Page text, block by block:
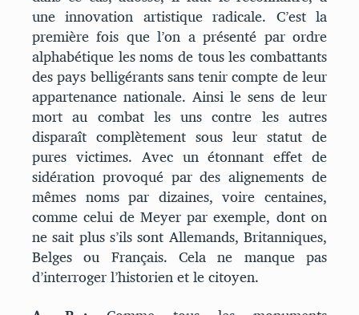
une innovation artistique radicale. C’est la
première fois que l’on a présenté par ordre
alphabétique les noms de tous les combattants
des pays belligérants sans tenir compte de leur
appartenance nationale. Ainsi le sens de leur
mort au combat les uns contre les autres
disparaît complètement sous leur statut de
pures victimes. Avec un étonnant effet de
sidération provoqué par des alignements de
mêmes noms par dizaines, voire centaines,
comme celui de Meyer par exemple, dont on
ne sait plus s’ils sont Allemands, Britanniques,
Belges ou Français. Cela ne manque pas
d’interroger l’historien et le citoyen.